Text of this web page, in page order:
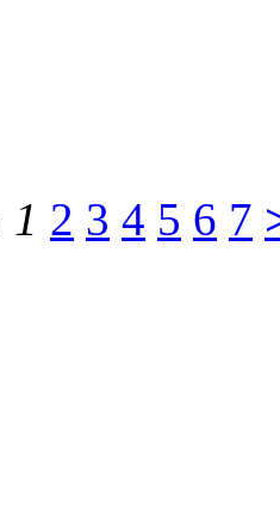
1 2 3 4 5 6 7